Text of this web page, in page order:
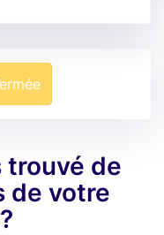
trouvé de
de votre